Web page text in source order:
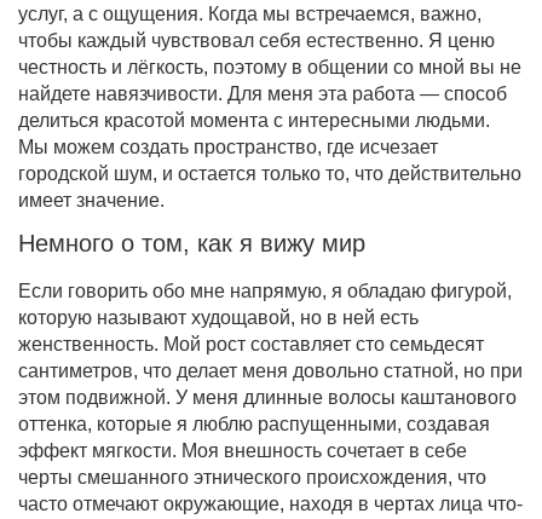
услуг, а с ощущения. Когда мы встречаемся, важно,
чтобы каждый чувствовал себя естественно. Я ценю
честность и лёгкость, поэтому в общении со мной вы не
найдете навязчивости. Для меня эта работа — способ
делиться красотой момента с интересными людьми.
Мы можем создать пространство, где исчезает
городской шум, и остается только то, что действительно
имеет значение.
Немного о том, как я вижу мир
Если говорить обо мне напрямую, я обладаю фигурой,
которую называют худощавой, но в ней есть
женственность. Мой рост составляет сто семьдесят
сантиметров, что делает меня довольно статной, но при
этом подвижной. У меня длинные волосы каштанового
оттенка, которые я люблю распущенными, создавая
эффект мягкости. Моя внешность сочетает в себе
черты смешанного этнического происхождения, что
часто отмечают окружающие, находя в чертах лица что-